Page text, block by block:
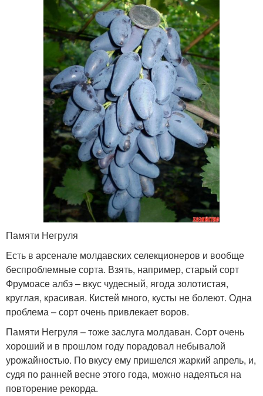
Памяти Негруля
Есть в арсенале молдавских селекционеров и вообще
беспроблемные сорта. Взять, например, старый сорт
Фрумоасе албэ – вкус чудесный, ягода золотистая,
круглая, красивая. Кистей много, кусты не болеют. Одна
проблема – сорт очень привлекает воров.
Памяти Негруля – тоже заслуга молдаван. Сорт очень
хороший и в прошлом году порадовал небывалой
урожайностью. По вкусу ему пришелся жаркий апрель, и,
судя по ранней весне этого года, можно надеяться на
повторение рекорда.